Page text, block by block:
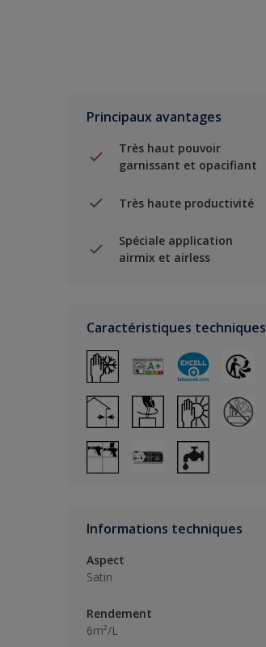
Principaux avantages
Très haut pouvoir
garnissant et opacifiant
Très haute productivité
Spéciale application
airmix et airless
Caractéristiques techniques
Informations techniques
Aspect
Satin
Rendement
6m²/L